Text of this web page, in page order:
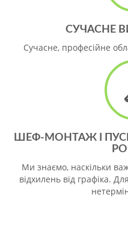
СУЧАСНЕ
Сучасне, професійне
ШЕФ-МОНТАЖ І
Ми знаємо, наскільки
відхилень від графіка.